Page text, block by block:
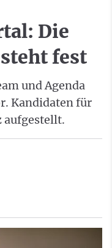
Die
fest
und Agenda
Kandidaten für
aufgestellt.